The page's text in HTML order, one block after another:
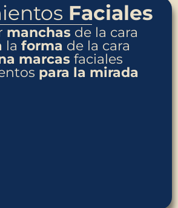
Faciales
manchas de la cara
la forma de la cara
marcas faciales
para la mirada